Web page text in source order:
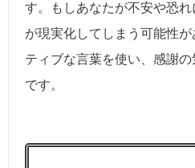
す。もしあなたが不安や恐
が現実化してしまう可能性
ティブな言葉を使い、感謝
です。